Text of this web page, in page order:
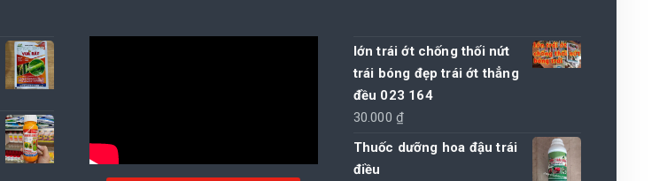
lớn trái ớt chống thối nứt
trái bóng đẹp trái ớt thẳng
đều 023 164
30.000 ₫
Thuốc dưỡng hoa đậu trái
điều